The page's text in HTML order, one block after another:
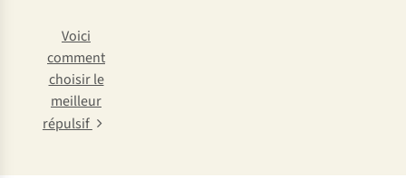
Voici
comment
choisir le
meilleur
répulsif